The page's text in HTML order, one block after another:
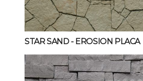
STAR SAND- EROSION PLACA